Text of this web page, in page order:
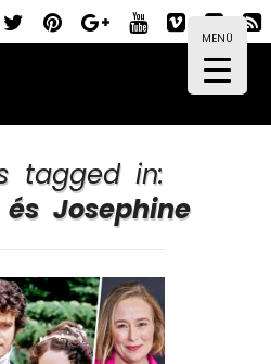
MENÜ
tagged in:
Josephine